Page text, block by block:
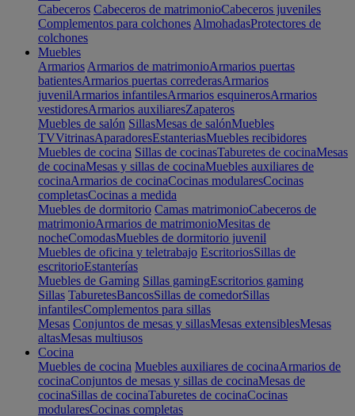
Cabeceros Cabeceros de matrimonioCabeceros juveniles
Complementos para colchones AlmohadasProtectores de
colchones
Muebles
Armarios Armarios de matrimonioArmarios puertas
batientesArmarios puertas correderasArmarios
juvenilArmarios infantilesArmarios esquinerosArmarios
vestidoresArmarios auxiliaresZapateros
Muebles de salón SillasMesas de salónMuebles
TVVitrinasAparadoresEstanteriasMuebles recibidores
Muebles de cocina Sillas de cocinasTaburetes de cocinaMesas
de cocinaMesas y sillas de cocinaMuebles auxiliares de
cocinaArmarios de cocinaCocinas modularesCocinas
completasCocinas a medida
Muebles de dormitorio Camas matrimonioCabeceros de
matrimonioArmarios de matrimonioMesitas de
nocheComodasMuebles de dormitorio juvenil
Muebles de oficina y teletrabajo EscritoriosSillas de
escritorioEstanterías
Muebles de Gaming Sillas gamingEscritorios gaming
Sillas TaburetesBancosSillas de comedorSillas
infantilesComplementos para sillas
Mesas Conjuntos de mesas y sillasMesas extensiblesMesas
altasMesas multiusos
Cocina
Muebles de cocina Muebles auxiliares de cocinaArmarios de
cocinaConjuntos de mesas y sillas de cocinaMesas de
cocinaSillas de cocinaTaburetes de cocinaCocinas
modularesCocinas completas